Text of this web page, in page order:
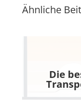
Ähnliche
Die